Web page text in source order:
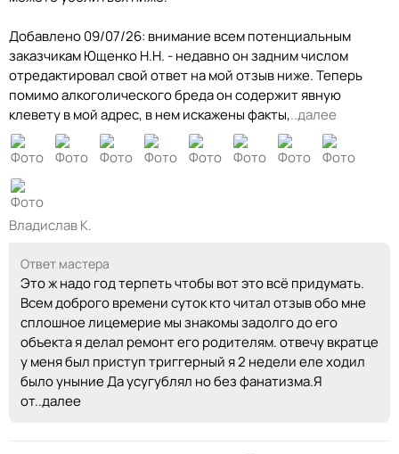
Добавлено 09/07/26: внимание всем потенциальным
заказчикам Ющенко Н.Н. - недавно он задним числом
отредактировал свой ответ на мой отзыв ниже. Теперь
помимо алкоголического бреда он содержит явную
клевету в мой адрес, в нем искажены факты,..далее
Владислав К.
Ответ мастера
Это ж надо год терпеть чтобы вот это всё придумать.
Всем доброго времени суток кто читал отзыв обо мне
сплошное лицемерие мы знакомы задолго до его
объекта я делал ремонт его родителям. отвечу вкратце
у меня был приступ триггерный я 2 недели еле ходил
было уныние Да усугублял но без фанатизма.Я
от..далее